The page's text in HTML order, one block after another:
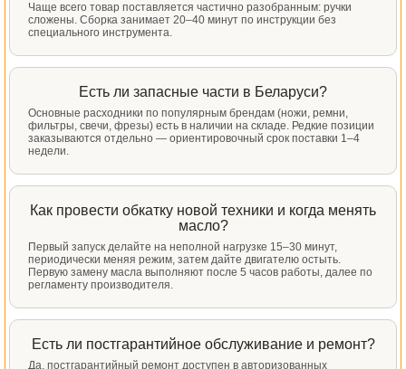
Чаще всего товар поставляется частично разобранным: ручки
сложены. Сборка занимает 20–40 минут по инструкции без
специального инструмента.
Есть ли запасные части в Беларуси?
Основные расходники по популярным брендам (ножи, ремни,
фильтры, свечи, фрезы) есть в наличии на складе. Редкие позиции
заказываются отдельно — ориентировочный срок поставки 1–4
недели.
Как провести обкатку новой техники и когда менять
масло?
Первый запуск делайте на неполной нагрузке 15–30 минут,
периодически меняя режим, затем дайте двигателю остыть.
Первую замену масла выполняют после 5 часов работы, далее по
регламенту производителя.
Есть ли постгарантийное обслуживание и ремонт?
Да, постгарантийный ремонт доступен в авторизованных